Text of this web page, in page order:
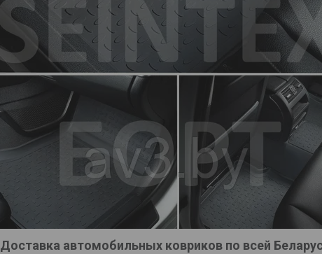
Доставка автомобильных ковриков по всей